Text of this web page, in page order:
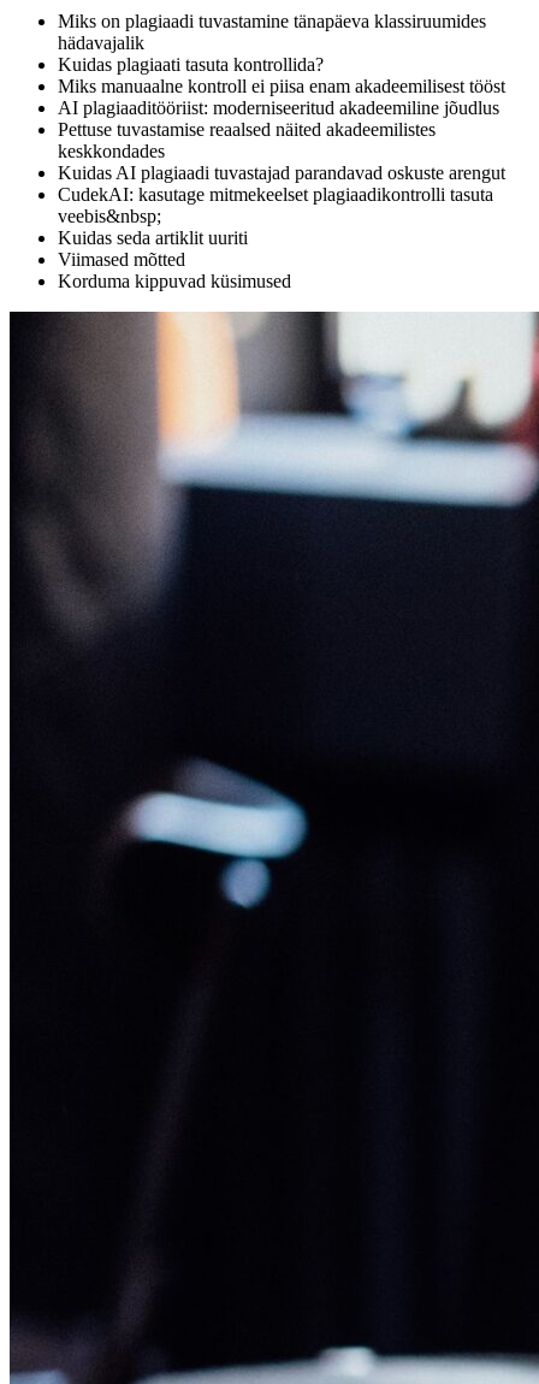
Miks on plagiaadi tuvastamine tänapäeva klassiruumides
hädavajalik
Kuidas plagiaati tasuta kontrollida?
Miks manuaalne kontroll ei piisa enam akadeemilisest tööst
AI plagiaaditööriist: moderniseeritud akadeemiline jõudlus
Pettuse tuvastamise reaalsed näited akadeemilistes
keskkondades
Kuidas AI plagiaadi tuvastajad parandavad oskuste arengut
CudekAI: kasutage mitmekeelset plagiaadikontrolli tasuta
veebis&nbsp;
Kuidas seda artiklit uuriti
Viimased mõtted
Korduma kippuvad küsimused